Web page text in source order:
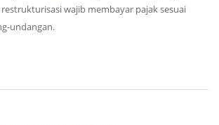
wajib membayar pajak sesuai
undangan.